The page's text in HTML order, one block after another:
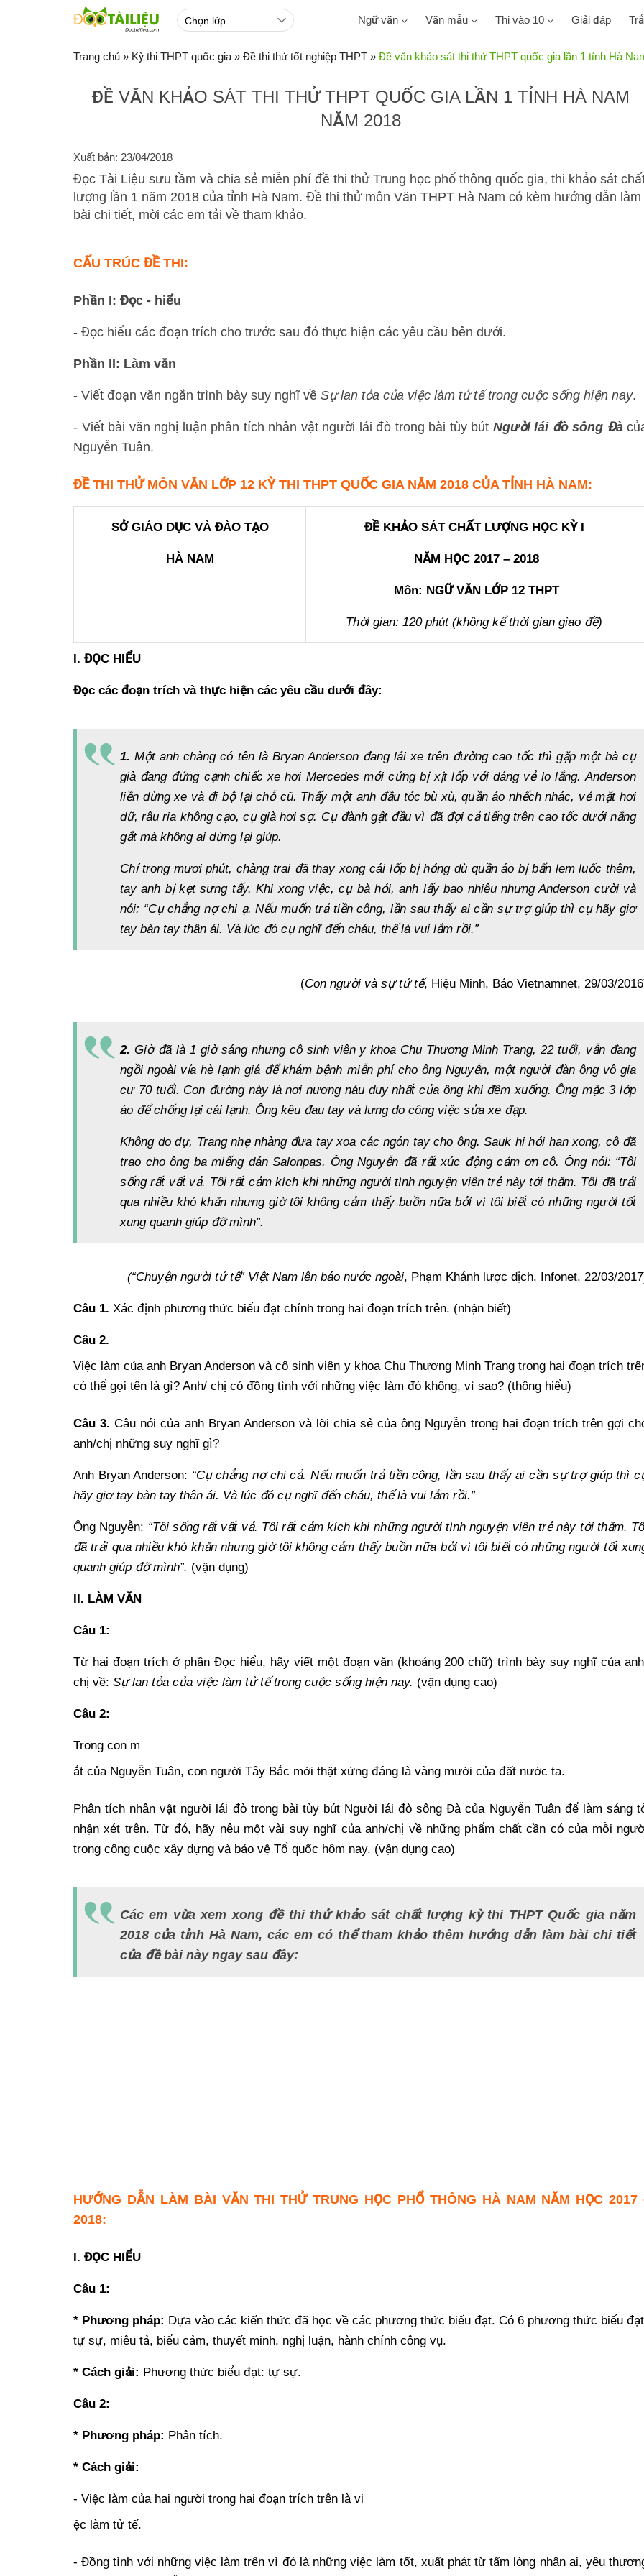
Ngữ văn Văn mẫu Thi vào 10 Giải đáp
Trang chủ » Kỳ thi THPT quốc gia » Đề thi thử tốt nghiệp THPT » Đề văn khảo sát thi thử THPT quốc gia lần 1 tỉnh Hà
ĐỀ VĂN KHẢO SÁT THI THỬ THPT QUỐC GIA LẦN 1 TỈNH HÀ NAM
NĂM 2018
Xuất bản: 23/04/2018
Đọc Tài Liệu sưu tầm và chia sẻ miễn phí đề thi thử Trung học phổ thông quốc gia, thi khảo sát
lượng lần 1 năm 2018 của tỉnh Hà Nam. Đề thi thử môn Văn THPT Hà Nam có kèm hướng dẫn làm
bài chi tiết, mời các em tải về tham khảo.
CẤU TRÚC ĐỀ THI:
Phần I: Đọc - hiểu
- Đọc hiểu các đoạn trích cho trước sau đó thực hiện các yêu cầu bên dưới.
Phần II: Làm văn
- Viết đoạn văn ngắn trình bày suy nghĩ về Sự lan tỏa của việc làm tử tế trong cuộc sống hiện nay.
- Viết bài văn nghị luận phân tích nhân vật người lái đò trong bài tùy bút Người lái đò sông Đà
Nguyễn Tuân.
ĐỀ THI THỬ MÔN VĂN LỚP 12 KỲ THI THPT QUỐC GIA NĂM 2018 CỦA TỈNH HÀ NAM:
SỞ GIÁO DỤC VÀ ĐÀO TẠO
HÀ NAM
ĐỀ KHẢO SÁT CHẤT LƯỢNG HỌC KỲ I
NĂM HỌC 2017 – 2018
Môn: NGỮ VĂN LỚP 12 THPT
Thời gian: 120 phút (không kể thời gian giao đề)
I. ĐỌC HIỂU
Đọc các đoạn trích và thực hiện các yêu cầu dưới đây:
1. Một anh chàng có tên là Bryan Anderson đang lái xe trên đường cao tốc thì gặp một bà cụ
già đang đứng cạnh chiếc xe hơi Mercedes mới cứng bịxịt lốp với dáng vẻ lo lắng. Anderson
liền dừng xe và đi bộ lại chỗ cũ. Thấy một anh đầu tóc bù xù, quần áo nhếch nhác, vẻmặt hơi
dữ, râu ria không cạo, cụ già hơi sợ. Cụ đành gật đầu vì đã đợi cảtiếng trên cao tốc dưới nắng
gắt mà không ai dừng lại giúp.
Chỉ trong mươi phút, chàng trai đã thay xong cái lốp bịhỏng dù quần áo bị bẩn lem luốcthêm,
tay anh bịkẹt sưng tấy. Khi xong việc, cụ bà hỏi, anh lấy bao nhiêu nhưng Anderson cười và
nói: “Cụchẳng nợchi ạ. Nếu muốn trả tiền công, lần sau thấy ai cần sựtrợgiúp thì cụ hãy giơ
tay bàn tay thân ái. Và lúc đó cụ nghĩ đến cháu, thếlà vui lắm rồi.”
(Con người và sự tử tế, Hiệu Minh, Báo Vietnamnet, 29/03/
2. Giờ đã là 1 giờ sáng nhưng cô sinh viên y khoa Chu Thương Minh Trang, 22 tuổi, vẫn đang
ngồi ngoài vỉa hè lạnh giá đểkhám bệnh miễn phí cho ông Nguyễn, một người đàn ông vô gia
cư 70 tuổi. Con đường này là nơi nương náu duy nhất của ông khi đêm xuống. Ông mặc 3 lớp
áo đểchống lại cái lạnh. Ông kêu đau tay và lưng do công việc sửa xe đạp.
Không do dự, Trang nhẹ nhàng đưa tay xoa các ngón tay cho ông. Sauk hi hỏi han xong, cô đã
trao cho ông ba miếng dán Salonpas. Ông Nguyễn đã rất xúc động cảm ơn cô. Ông nói: “Tôi
sống rất vất vả. Tôi rất cảm kích khi những người tình nguyện viên trẻ này tới thăm. Tôi đã trải
qua nhiều khó khăn nhưng giờtôi không cảm thấy buồn nữa bởi vì tôi biết có những người tốt
xung quanh giúp đỡ mình”.
(“Chuyện người tử tế” Việt Nam lên báo nước ngoài, Phạm Khánh lược dịch, Infonet,22/03/
Câu 1. Xác định phương thức biểu đạt chính trong hai đoạn trích trên. (nhận biết)
Câu 2.
Việc làm của anh Bryan Anderson và cô sinh viên y khoa Chu Thương Minh Trang trong hai đoạn trích
có thể gọi tên là gì? Anh/ chị có đồng tình với những việc làm đó không, vì sao? (thông hiểu)
Câu 3.Câu nói của anh Bryan Anderson và lời chia sẻcủa ông Nguyễn trong hai đoạn trích trên gợi
anh/chị những suy nghĩ gì?
Anh Bryan Anderson: “Cụchẳng nợchi cả. Nếu muốn trả tiền công, lần sau thấy ai cần sựtrợgiúp thì c
hãy giơ tay bàn tay thân ái. Và lúc đó cụ nghĩ đến cháu, thếlà vui lắm rồi.”
Ông Nguyễn: “Tôi sống rất vất vả. Tôi rất cảm kích khi những người tình nguyện viên trẻnày tới thăm.
đã trải qua nhiều khó khăn nhưng giờtôi không cảm thấy buồn nữa bởi vì tôi biết có những người tốt
quanh giúp đỡ mình”. (vận dụng)
II. LÀM VĂN
Câu 1:
Từ hai đoạn trích ở phần Đọc hiểu, hãy viết một đoạn văn (khoảng 200 chữ) trình bày suy nghĩ của
chị về: Sự lan tỏa của việc làm tử tế trong cuộc sống hiện nay. (vận dụng cao)
Câu 2:
Trong con m
ắt của Nguyễn Tuân, con người Tây Bắc mới thật xứng đáng là vàng mười của đất nước ta.
Phân tích nhân vật người lái đò trong bài tùy bút Người lái đò sông Đà của Nguyễn Tuân để làm sáng t
nhận xét trên. Từ đó, hãy nêu một vài suy nghĩ của anh/chị về những phẩm chất cần có của mỗi
trong công cuộc xây dựng và bảo vệ Tổ quốc hôm nay. (vận dụng cao)
Các em vừa xem xong đề thi thử khảo sát chất lượng kỳ thi THPT Quốc gia năm
2018 của tỉnh Hà Nam, các em có thể tham khảo thêm hướng dẫn làm bài chi tiết
của đề bài này ngay sau đây:
HƯỚNG DẪN LÀM BÀI VĂN THI THỬ TRUNG HỌC PHỔ THÔNG HÀ NAM NĂM HỌC 2017
2018:
I. ĐỌC HIỂU
Câu 1:
* Phương pháp: Dựa vào các kiến thức đã học về các phương thức biểu đạt. Có 6 phương thức biểu đạ
tự sự, miêu tả, biểu cảm, thuyết minh, nghị luận, hành chính công vụ.
* Cách giải: Phương thức biểu đạt: tự sự.
Câu 2:
* Phương pháp: Phân tích.
* Cách giải:
- Việc làm của hai người trong hai đoạn trích trên là vi
ệc làm tử tế.
- Đồng tình với những việc làm trên vì đó là những việc làm tốt, xuất phát từtấm lòng nhân ai, yêu